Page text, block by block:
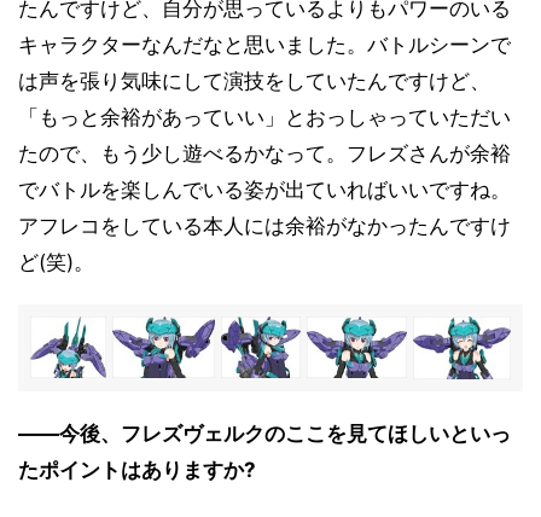
たんですけど、自分が思っているよりもパワーのいる
キャラクターなんだなと思いました。バトルシーンで
は声を張り気味にして演技をしていたんですけど、
「もっと余裕があっていい」とおっしゃっていただい
たので、もう少し遊べるかなって。フレズさんが余裕
でバトルを楽しんでいる姿が出ていればいいですね。
アフレコをしている本人には余裕がなかったんですけ
ど(笑)。
――今後、フレズヴェルクのここを見てほしいといっ
たポイントはありますか?